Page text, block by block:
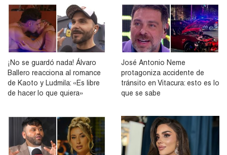
¡No se guardó nada! Álvaro
Ballero reacciona al romance
de Kaoto y Ludmila: «Es libre
de hacer lo que quiera»
José Antonio Neme
protagoniza accidente de
tránsito en Vitacura: esto es lo
que se sabe